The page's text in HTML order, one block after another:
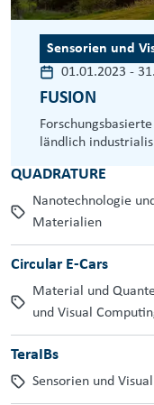
Sensorien und
01.01.2023 -
FUSION
ländlich
QUADRATURE
Nanotechnologie
Materialien
Circular E-Cars
Material und
und Visual
TeraIBs
Sensorien und